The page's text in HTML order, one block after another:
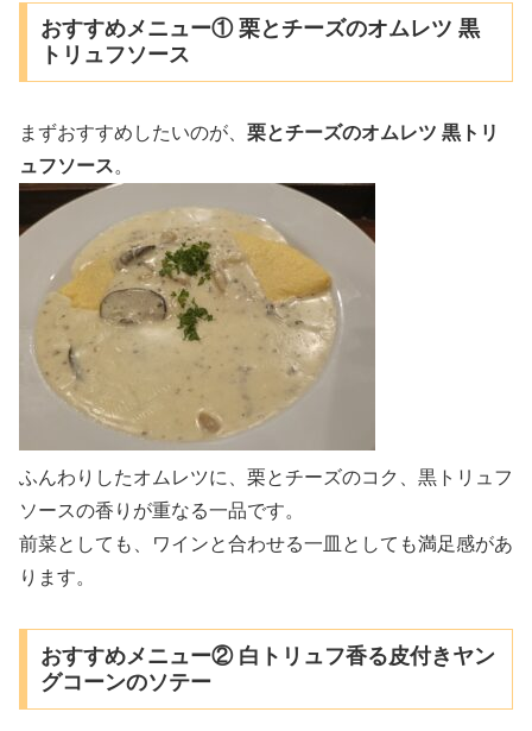
おすすめメニュー① 栗とチーズのオムレツ 黒
トリュフソース
まずおすすめしたいのが、 栗とチーズのオムレツ 黒トリ
ュフソース。
ふんわりしたオムレツに、栗とチーズのコク、黒トリュフ
ソースの香りが重なる一品です。
前菜としても、ワインと合わせる一皿としても満足感があ
ります。
おすすめメニュー② 白トリュフ香る皮付きヤン
グコーンのソテー